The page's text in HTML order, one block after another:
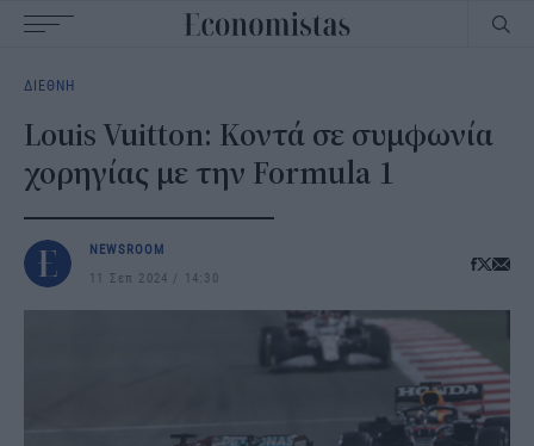
navigation
ΔΙΕΘΝΗ
Louis Vuitton: Kοντά σε συμφωνία
χορηγίας με την Formula 1
NEWSROOM
11 Σεπ 2024
14:30